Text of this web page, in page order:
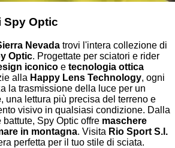
Spy Optic
Nevada trovi l'intera collezione di
Optic. Progettate per sciatori e rider
iconico e tecnologia ottica
alla Happy Lens Technology, ogni
la trasmissione della luce per un
, una lettura più precisa del terreno e
visivo in qualsiasi condizione. Dalla
Spy Optic offre maschere
in montagna. Visita Rio Sport S.l.
perfetta per il tuo stile di sciata.